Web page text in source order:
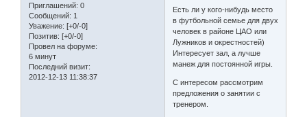
Приглашений: 0
Сообщений: 1
Уважение: [+0/-0]
Позитив: [+0/-0]
Провел на форуме:
6 минут
Последний визит:
2012-12-13 11:38:37
Есть ли у кого-нибудь место
в футбольной семье для двух
человек в районе ЦАО или
Лужников и окрестностей)
Интересует зал, а лучше
манеж для постоянной игры.
С интересом рассмотрим
предложения о занятии с
тренером.